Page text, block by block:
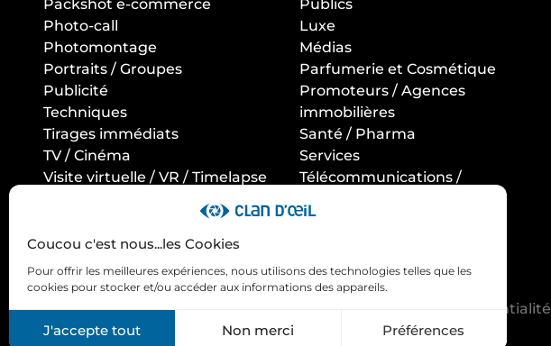
Coucou c'est nous...les Cookies
Pour offrir les meilleures expériences, nous utilisons des technologies telles que les
cookies pour stocker et/ou accéder aux informations des appareils.
J'accepte tout Non merci Préférences
Packshot e-commerce
Photo-call
Photomontage
Portraits / Groupes
Publicité
Techniques
Tirages immédiats
TV / Cinéma
Visite virtuelle / VR / Timelapse
Publics
Luxe
Médias
Parfumerie et Cosmétique
Promoteurs / Agences
immobilières
Santé / Pharma
Services
Télécommunications /
Tourisme / Hôtellerie /
Transport / Logistique
Copyright Cland'Oeil 2025 Politique de confidentialité